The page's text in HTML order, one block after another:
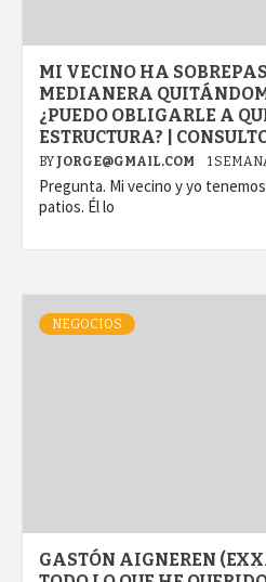
MI VECINO HA
MEDIANERA
¿PUEDO OBLIGARLE A
ESTRUCTURA? |
BY JORGE@GMAIL.COM 1
Pregunta. Mi vecino y yo
patios. Él lo
NEGOCIOS
GASTÓN AIGNEREN